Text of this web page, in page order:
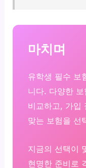
마치며
유학생 필수 보
니다. 다양한
비교하고, 가입
맞는 보험을 선
지금의 선택이
현명한 준비로